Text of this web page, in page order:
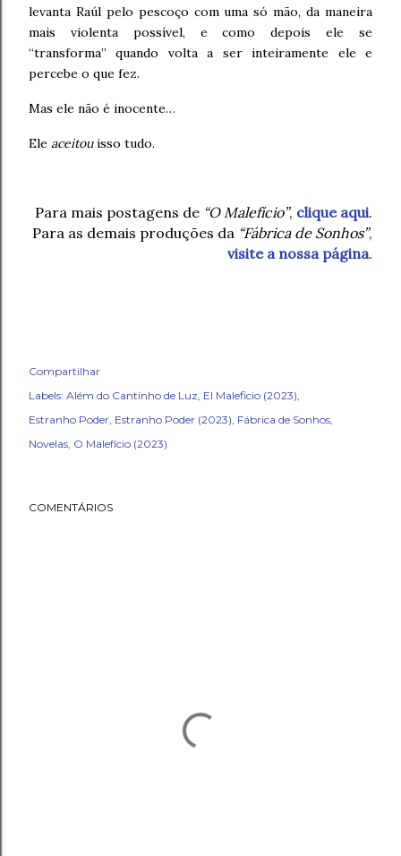
levanta Raúl pelo pescoço com uma só mão, da maneira
mais violenta possível, e como depois ele se
“transforma” quando volta a ser inteiramente ele e
percebe o que fez.
Mas ele não é inocente…
Ele aceitouisso tudo.
Para mais postagens de “O Malefício”, clique aqui.
Para as demais produções da “Fábrica de Sonhos”,
visite a nossa página.
Compartilhar
Labels: Além do Cantinho de Luz El Maleficio (2023)
Estranho Poder Estranho Poder (2023) Fábrica de Sonhos
Novelas O Malefício (2023)
COMENTÁRIOS